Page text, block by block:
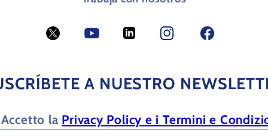
Twitter YouTubeLinkedInFacebookFacebook
A NUESTRO
Accetto la Privacy Policy e i Termini e